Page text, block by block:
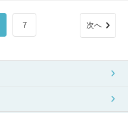
7 次へ